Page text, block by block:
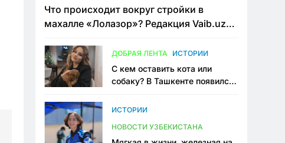
Что происходит вокруг стройки в
махалле «Лолазор»? Редакция Vaib.uz
конфликта
ДОБРАЯ ЛЕНТА ИСТОРИИ
С кем оставить кота или
собаку? В Ташкенте появился
ИСТОРИИ
НОВОСТИ УЗБЕКИСТАНА